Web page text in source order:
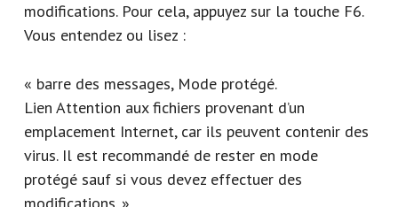
modifications. Pour cela, appuyez sur la touche F6.
Vous entendez ou lisez :
« barre des messages, Mode protégé.
Lien Attention aux fichiers provenant d’un
emplacement Internet, car ils peuvent contenir des
virus. Il est recommandé de rester en mode
protégé sauf si vous devez effectuer des